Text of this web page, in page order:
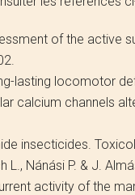
of the active
lasting locomotor
calcium channels
insecticides. Toxicol
L., Nánási P. & J.
activity of the